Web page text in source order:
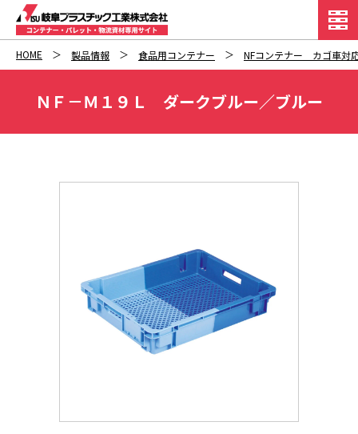
HOME 製品情報 食品用コンテナー NFコンテナー カゴ車対
ＮＦ－Ｍ１９Ｌ ダークブルー／ブルー